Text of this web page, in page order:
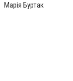
Марія Буртак